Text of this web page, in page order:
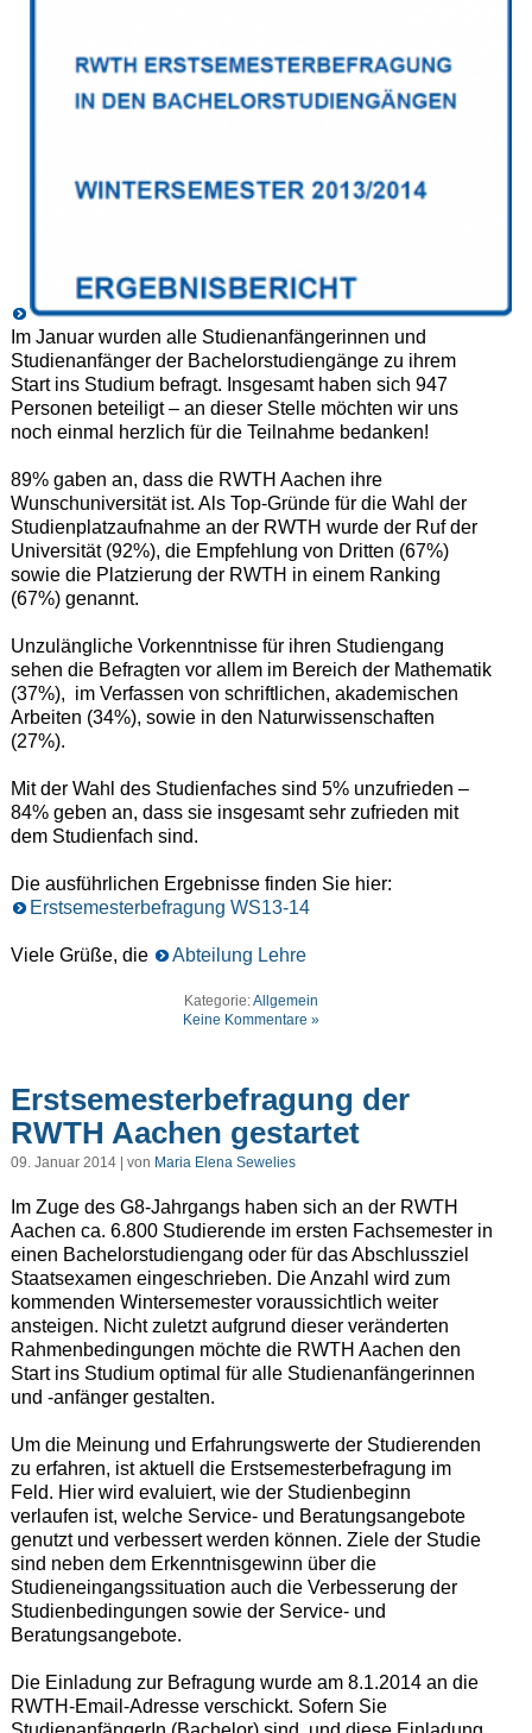
Im Januar wurden alle Studienanfängerinnen und
Studienanfänger der Bachelorstudiengänge zu ihrem
Start ins Studium befragt. Insgesamt haben sich 947
Personen beteiligt – an dieser Stelle möchten wir uns
noch einmal herzlich für die Teilnahme bedanken!
89% gaben an, dass die RWTH Aachen ihre
Wunschuniversität ist. Als Top-Gründe für die Wahl der
Studienplatzaufnahme an der RWTH wurde der Ruf der
Universität (92%), die Empfehlung von Dritten (67%)
sowie die Platzierung der RWTH in einem Ranking
(67%) genannt.
Unzulängliche Vorkenntnisse für ihren Studiengang
sehen die Befragten vor allem im Bereich der Mathematik
(37%), im Verfassen von schriftlichen, akademischen
Arbeiten (34%), sowie in den Naturwissenschaften
(27%).
Mit der Wahl des Studienfaches sind 5% unzufrieden –
84% geben an, dass sie insgesamt sehr zufrieden mit
dem Studienfach sind.
Die ausführlichen Ergebnisse finden Sie hier:
Erstsemesterbefragung WS13-14
Viele Grüße, die Abteilung Lehre
Kategorie:Allgemein
Keine Kommentare »
Erstsemesterbefragung der
RWTH Aachen gestartet
09. Januar 2014 | von Maria Elena Sewelies
Im Zuge des G8-Jahrgangs haben sich an der RWTH
Aachen ca. 6.800 Studierende im ersten Fachsemester in
einen Bachelorstudiengang oder für das Abschlussziel
Staatsexamen eingeschrieben. Die Anzahl wird zum
kommenden Wintersemester voraussichtlich weiter
ansteigen. Nicht zuletzt aufgrund dieser veränderten
Rahmenbedingungen möchte die RWTH Aachen den
Start ins Studium optimal für alle Studienanfängerinnen
und -anfänger gestalten.
Um die Meinung und Erfahrungswerte der Studierenden
zu erfahren, ist aktuell die Erstsemesterbefragung im
Feld. Hier wird evaluiert, wie der Studienbeginn
verlaufen ist, welche Service- und Beratungsangebote
genutzt und verbessert werden können. Ziele der Studie
sind neben dem Erkenntnisgewinn über die
Studieneingangssituation auch die Verbesserung der
Studienbedingungen sowie der Service- und
Beratungsangebote.
Die Einladung zur Befragung wurde am 8.1.2014 an die
RWTH-Email-Adresse verschickt. Sofern Sie